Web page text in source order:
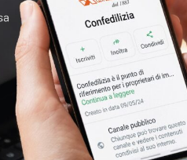
del 30.10.2025, l’Agenzia
di plusvalenze da
che, in caso di un
donazione, sul quale poi
agevolati da
adibito ad abitazione
ceduto a titolo oneroso
dieci anni dalla
dovrà essere